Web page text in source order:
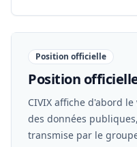
Position officielle
Position
CIVIX affiche d'abord
des données
transmise par le